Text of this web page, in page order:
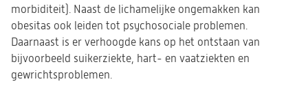
morbiditeit). Naast de lichamelijke ongemakken kan
obesitas ook leiden tot psychosociale problemen.
Daarnaast is er verhoogde kans op het ontstaan van
bijvoorbeeld suikerziekte, hart- en vaatziekten en
gewrichtsproblemen.